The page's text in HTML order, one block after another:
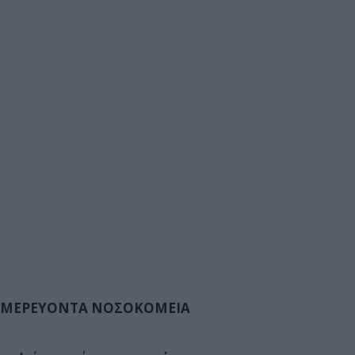
ΝΟΣΟΚΟΜΕΙΑ